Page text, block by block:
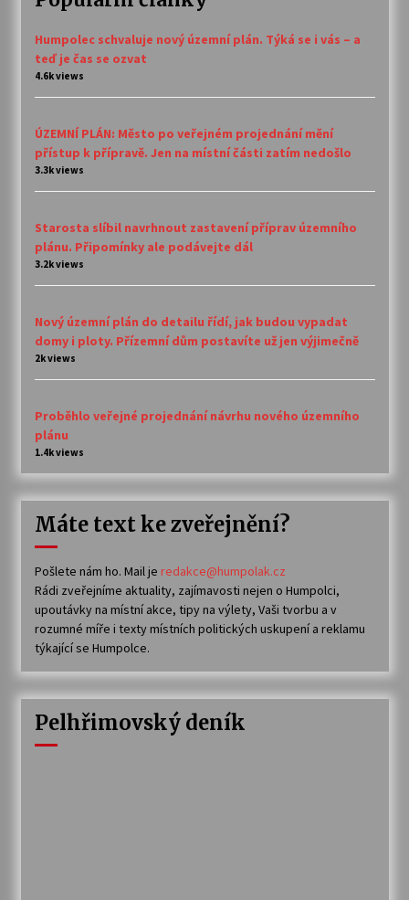
Humpolec schvaluje nový územní plán. Týká se i vás – a
teď je čas se ozvat
4.6k views
ÚZEMNÍ PLÁN: Město po veřejném projednání mění
přístup k přípravě. Jen na místní části zatím nedošlo
3.3k views
Starosta slíbil navrhnout zastavení příprav územního
plánu. Připomínky ale podávejte dál
3.2k views
Nový územní plán do detailu řídí, jak budou vypadat
domy i ploty. Přízemní dům postavíte už jen výjimečně
2k views
Proběhlo veřejné projednání návrhu nového územního
plánu
1.4k views
Máte text ke zveřejnění?
Pošlete nám ho. Mail je redakce@humpolak.cz
Rádi zveřejníme aktuality, zajímavosti nejen o Humpolci,
upoutávky na místní akce, tipy na výlety, Vaši tvorbu a v
rozumné míře i texty místních politických uskupení a reklamu
týkající se Humpolce.
Pelhřimovský deník